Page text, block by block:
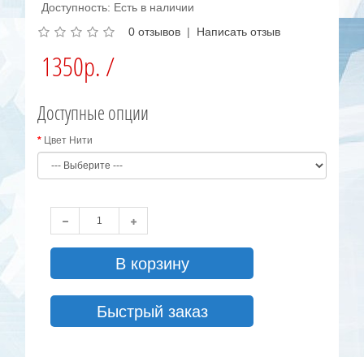
Доступность: Есть в наличии
0 отзывов | Написать отзыв
1350р. /
Доступные опции
Цвет Нити
В корзину
Быстрый заказ